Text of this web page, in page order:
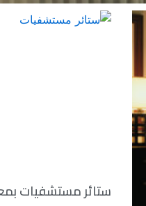
ستائر مستشفيات